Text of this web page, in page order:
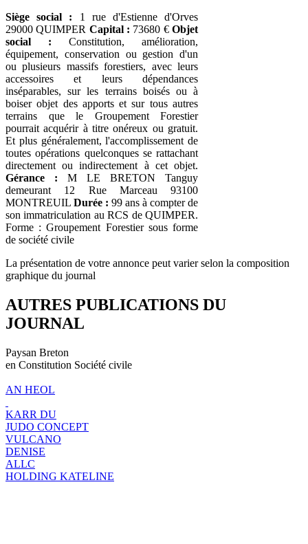
Siège social : 1 rue d'Estienne d'Orves
29000 QUIMPER Capital : 73680 €Objet
social : Constitution, amélioration,
équipement, conservation ou gestion d'un
ou plusieurs massifs forestiers, avec leurs
accessoires et leurs dépendances
inséparables, sur les terrains boisés ou à
boiser objet des apports et sur tous autres
terrains que le Groupement Forestier
pourrait acquérir à titre onéreux ou gratuit.
Et plus généralement, l'accomplissement de
toutes opérations quelconques se rattachant
directement ou indirectement à cet objet.
Gérance : M LE BRETON Tanguy
demeurant 12 Rue Marceau 93100
MONTREUIL Durée : 99 ans à compter de
son immatriculation au RCS de QUIMPER.
Forme : Groupement Forestier sous forme
de société civile
La présentation de votre annonce peut varier selon la composition
graphique du journal
AUTRES PUBLICATIONS DU
JOURNAL
Paysan Breton
en Constitution Société civile
AN HEOL
KARR DU
JUDO CONCEPT
VULCANO
DENISE
ALLC
HOLDING KATELINE